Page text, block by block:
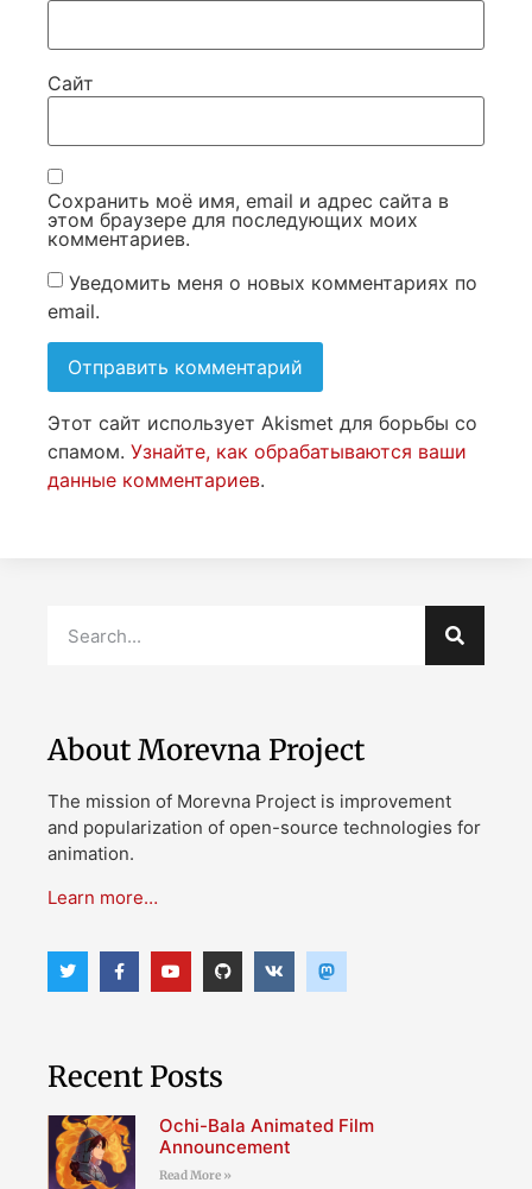
Сайт
Сохранить моё имя, email и адрес сайта в
этом браузере для последующих моих
комментариев.
Уведомить меня о новых комментариях по
email.
Этот сайт использует Akismet для борьбы со
спамом. Узнайте, как обрабатываются ваши
данные комментариев.
About Morevna Project
The mission of Morevna Project is improvement
and popularization of open-source technologies for
animation.
Learn more…
Recent Posts
Ochi-Bala Animated Film
Announcement
Read More »